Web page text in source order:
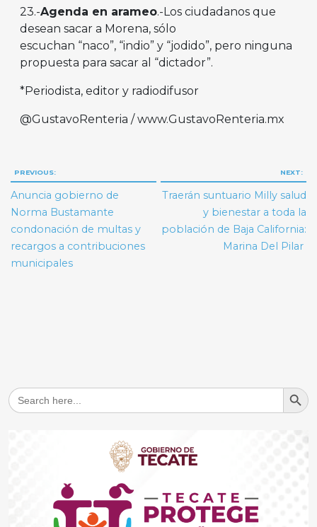
23.-Agenda en arameo.-Los ciudadanos que
desean sacar a Morena, sólo
escuchan “naco”, “indio” y “jodido”, pero ninguna
propuesta para sacar al “dictador”.
*Periodista, editor y radiodifusor
@GustavoRenteria / www.GustavoRenteria.mx
Navegación
de
entradas
PREVIOUS:
Anuncia gobierno de
Norma Bustamante
condonación de multas y
recargos a contribuciones
municipales
NEXT:
Traerán suntuario Milly salud
y bienestar a toda la
población de Baja California:
Marina Del Pilar
Search
for:
Search